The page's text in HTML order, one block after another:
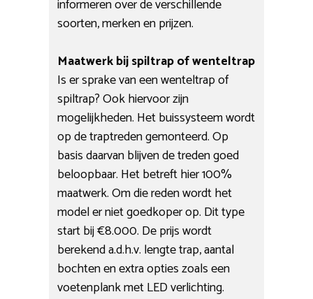
informeren over de verschillende
soorten, merken en prijzen.
Maatwerk bij spiltrap of wenteltrap
Is er sprake van een wenteltrap of
spiltrap? Ook hiervoor zijn
mogelijkheden. Het buissysteem wordt
op de traptreden gemonteerd. Op
basis daarvan blijven de treden goed
beloopbaar. Het betreft hier 100%
maatwerk. Om die reden wordt het
model er niet goedkoper op. Dit type
start bij €8.000. De prijs wordt
berekend a.d.h.v. lengte trap, aantal
bochten en extra opties zoals een
voetenplank met LED verlichting.